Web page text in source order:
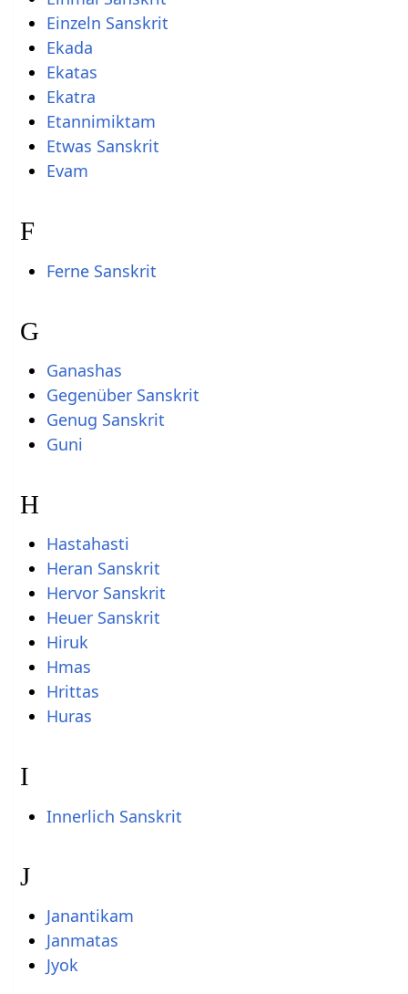
Einzeln Sanskrit
Ekada
Ekatas
Ekatra
Etannimiktam
Etwas Sanskrit
Evam
F
Ferne Sanskrit
G
Ganashas
Gegenüber Sanskrit
Genug Sanskrit
Guni
H
Hastahasti
Heran Sanskrit
Hervor Sanskrit
Heuer Sanskrit
Hiruk
Hmas
Hrittas
Huras
I
Innerlich Sanskrit
J
Janantikam
Janmatas
Jyok